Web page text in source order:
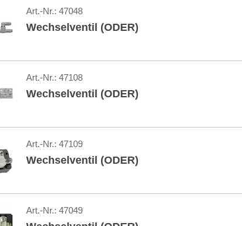
Art.-Nr.: 47048
Wechselventil (ODER)
Art.-Nr.: 47108
Wechselventil (ODER)
Art.-Nr.: 47109
Wechselventil (ODER)
Art.-Nr.: 47049